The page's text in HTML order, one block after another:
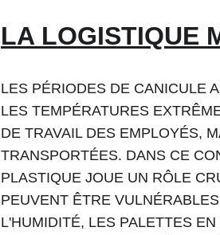
LA LOGISTIQUE
LES PÉRIODES DE CANICULE
LES TEMPÉRATURES
DE TRAVAIL DES EMPLOYÉS,
TRANSPORTÉES. DANS CE
PLASTIQUE JOUE UN RÔLE
PEUVENT ÊTRE
L'HUMIDITÉ, LES PALETTES